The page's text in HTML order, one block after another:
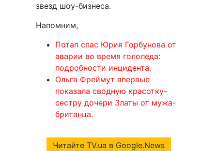
звезд шоу-бизнеса.
Напомним,
Потап спас Юрия Горбунова от
аварии во время гололеда:
подробности инцидента.
Ольга Фреймут впервые
показала сводную красотку-
сестру дочери Златы от мужа-
британца.
Читайте TV.ua в Google.News